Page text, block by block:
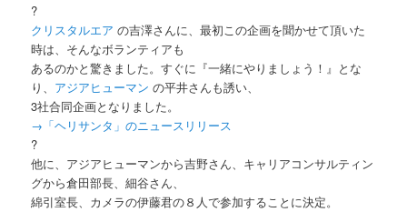
?
クリスタルエア の吉澤さんに、最初この企画を聞かせて頂いた
時は、そんなボランティアも
あるのかと驚きました。すぐに『一緒にやりましょう！』とな
り、 アジアヒューマン の平井さんも誘い、
3社合同企画となりました。
→「ヘリサンタ」のニュースリリース
?
他に、アジアヒューマンから吉野さん、キャリアコンサルティン
グから倉田部長、細谷さん、
綿引室長、カメラの伊藤君の８人で参加することに決定。